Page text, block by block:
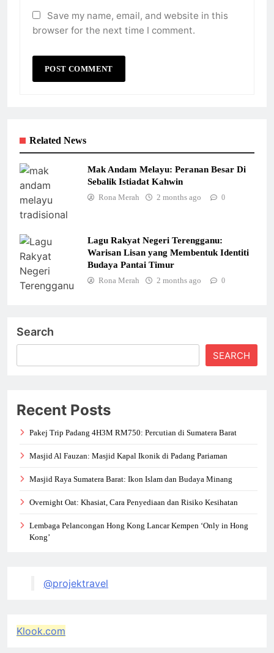
Save my name, email, and website in this
browser for the next time I comment.
Related News
Mak Andam Melayu: Peranan Besar Di
Sebalik Istiadat Kahwin
Rona Merah 2 months ago 0
Lagu Rakyat Negeri Terengganu:
Warisan Lisan yang Membentuk Identiti
Budaya Pantai Timur
Rona Merah 2 months ago 0
Search
SEARCH
Recent Posts
Pakej Trip Padang 4H3M RM750: Percutian di Sumatera Barat
Masjid Al Fauzan: Masjid Kapal Ikonik di Padang Pariaman
Masjid Raya Sumatera Barat: Ikon Islam dan Budaya Minang
Overnight Oat: Khasiat, Cara Penyediaan dan Risiko Kesihatan
Lembaga Pelancongan Hong Kong Lancar Kempen ‘Only in Hong
Kong’
@projektravel
Klook.com